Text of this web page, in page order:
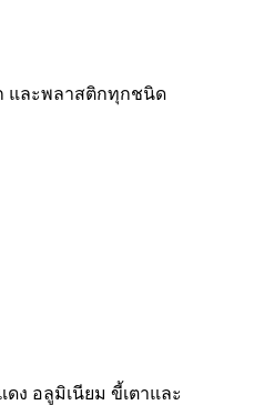
และพลาสติกทุกชนิด
ดง อลูมิเนียม ขี้เตาและ